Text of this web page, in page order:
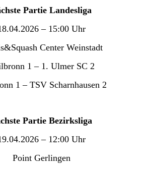
Partie Landesliga
– 15:00 Uhr
Center Weinstadt
1 – 1. Ulmer SC 2
1 – TSV Scharnhausen 2
Partie Bezirksliga
– 12:00 Uhr
Point Gerlingen